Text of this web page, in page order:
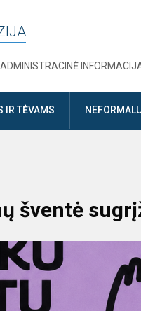
ADMINISTRACINĖ
IR TĖVAMS
šventė